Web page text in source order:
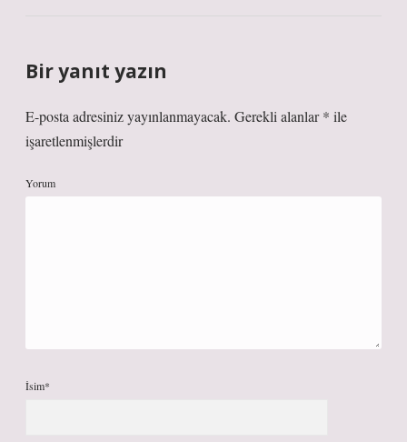
Bir yanıt yazın
E-posta adresiniz yayınlanmayacak. Gerekli alanlar* ile
işaretlenmişlerdir
Yorum
İsim*